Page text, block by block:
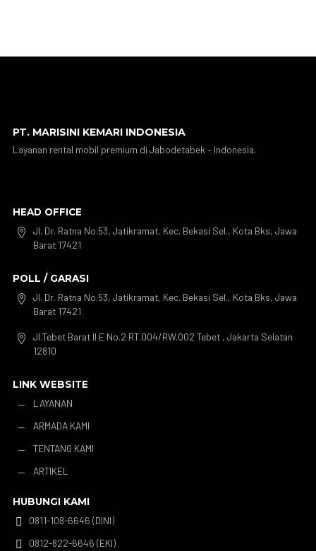
PT. MARISINI KEMARI INDONESIA
Layanan rental mobil premium di Jabodetabek – Indonesia.
HEAD OFFICE

Jl. Dr. Ratna No.53, Jatikramat, Kec. Bekasi Sel., Kota Bks, Jawa
Barat 17421
POLL / GARASI

Jl. Dr. Ratna No.53, Jatikramat, Kec. Bekasi Sel., Kota Bks, Jawa
Barat 17421

Jl.Tebet Barat II E No.2 RT.004/RW.002 Tebet , Jakarta Selatan
12810
LINK WEBSITE
K
LAYANAN
K ARMADA KAMI
K TENTANG KAMI
K ARTIKEL
HUBUNGI KAMI

0811-108-6646 (DINI)

0812-822-6646 (EKI)